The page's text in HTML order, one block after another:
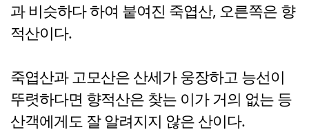
과 비슷하다 하여 붙여진 죽엽산, 오른쪽은 향
적산이다.
죽엽산과 고모산은 산세가 웅장하고 능선이
뚜렷하다면 향적산은 찾는 이가 거의 없는 등
산객에게도 잘 알려지지 않은 산이다.